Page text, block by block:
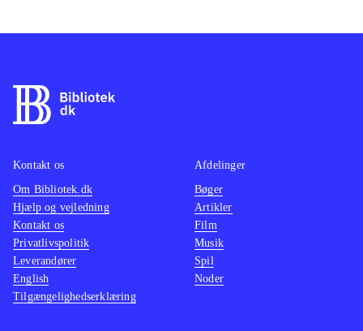
Kontakt os
Om Bibliotek.dk
Hjælp og vejledning
Kontakt os
Privatlivspolitik
Leverandører
English
Tilgængelighedserklæring
Afdelinger
Bøger
Artikler
Film
Musik
Spil
Noder